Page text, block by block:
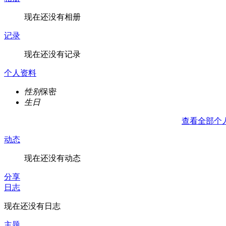
现在还没有相册
记录
现在还没有记录
个人资料
性别保密
生日
查看全部个
动态
现在还没有动态
分享
日志
现在还没有日志